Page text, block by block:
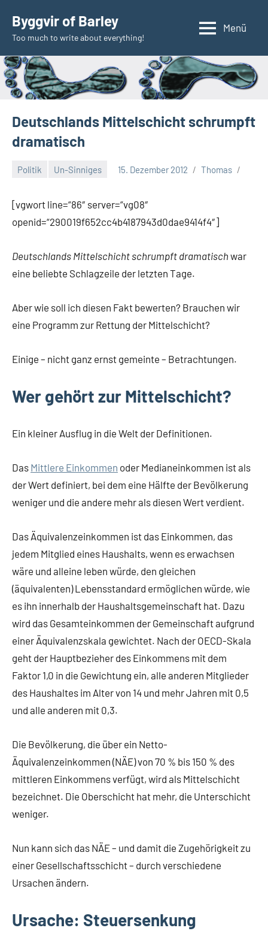
Inhalt
springen
Byggvir of Barley
Too much to write about everything!
Menü
Deutschlands Mittelschicht schrumpft
dramatisch
Politik Un-Sinniges 15. Dezember 2012 Thomas
[vgwort line=“86″ server=“vg08″
openid=“290019f652cc4b4187943d0dae9414f4″]
Deutschlands Mittelschicht schrumpft dramatisch war
eine beliebte Schlagzeile der letzten Tage.
Aber wie soll ich diesen Fakt bewerten? Brauchen wir
eine Programm zur Rettung der Mittelschicht?
Einige – nicht ganz ernst gemeinte – Betrachtungen.
Wer gehört zur Mittelschicht?
Ein kleiner Ausflug in die Welt der Definitionen.
Das Mittlere Einkommen oder Medianeinkommen ist als
der Wert definiert, bei dem eine Hälfte der Bevölkerung
weniger und die andere mehr als diesen Wert verdient.
Das Äquivalenzeinkommen ist das Einkommen, das
jedem Mitglied eines Haushalts, wenn es erwachsen
wäre und alleine leben würde, den gleichen
(äquivalenten) Lebensstandard ermöglichen würde, wie
es ihn innerhalb der Haushaltsgemeinschaft hat. Dazu
wird das Gesamteinkommen der Gemeinschaft aufgrund
einer Äquivalenzskala gewichtet. Nach der OECD-Skala
geht der Hauptbezieher des Einkommens mit dem
Faktor 1,0 in die Gewichtung ein, alle anderen Mitglieder
des Haushaltes im Alter von 14 und mehr Jahren mit 0,5
und alle anderen mit 0,3.
Die Bevölkerung, die über ein Netto-
Äquivalenzeinkommen (NÄE) von 70 % bis 150 % des
mittleren Einkommens verfügt, wird als Mittelschicht
bezeichnet. Die Oberschicht hat mehr, die Unterschicht
weniger.
Nun kann sich das NÄE – und damit die Zugehörigkeit zu
einer Gesellschaftsschicht – durch verschiedene
Ursachen ändern.
Ursache: Steuersenkung